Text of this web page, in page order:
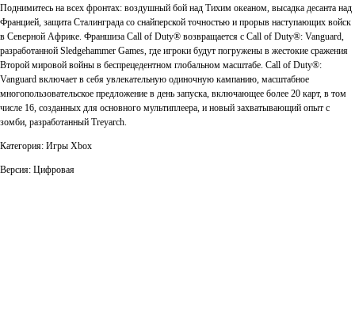
Поднимитесь на всех фронтах: воздушный бой над Тихим океаном, высадка десанта над
Францией, защита Сталинграда со снайперской точностью и прорыв наступающих войск
в Северной Африке. Франшиза Call of Duty® возвращается с Call of Duty®: Vanguard,
разработанной Sledgehammer Games, где игроки будут погружены в жестокие сражения
Второй мировой войны в беспрецедентном глобальном масштабе. Call of Duty®:
Vanguard включает в себя увлекательную одиночную кампанию, масштабное
многопользовательское предложение в день запуска, включающее более 20 карт, в том
числе 16, созданных для основного мультиплеера, и новый захватывающий опыт с
зомби, разработанный Treyarch.
Категория: Игры Xbox
Версия: Цифровая